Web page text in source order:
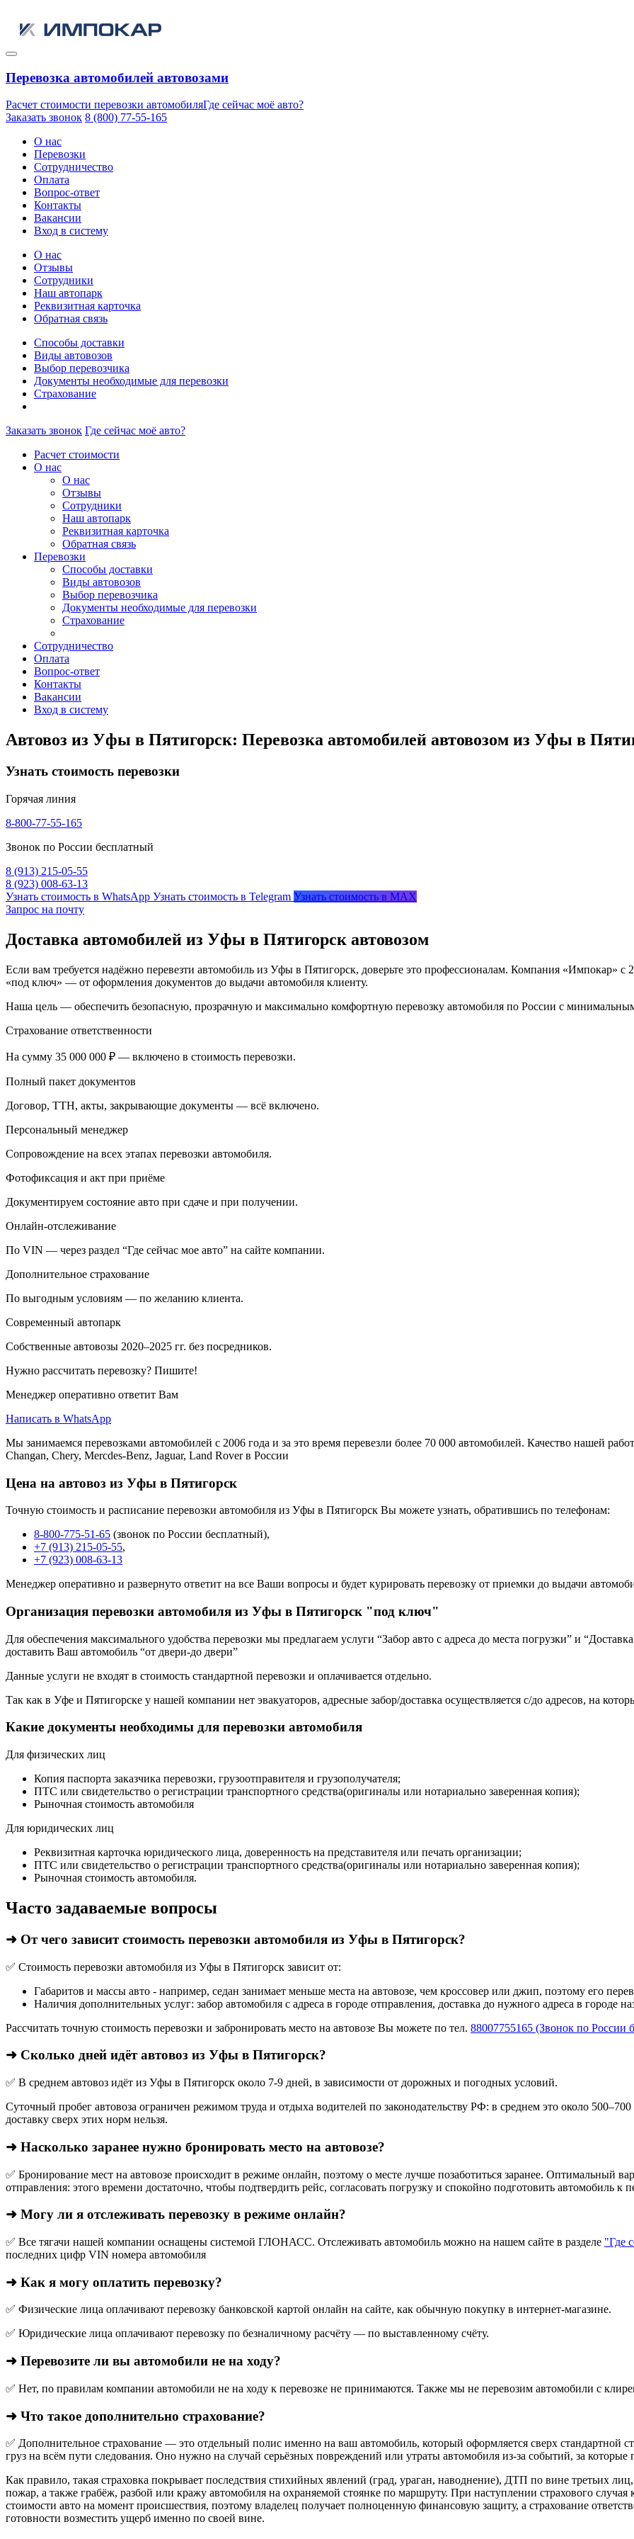
Перевозка автомобилей автовозами
Расчет стоимости перевозки автомобиляГде сейчас моё авто?
Заказать звонок 8 (800) 77-55-165
О нас
Перевозки
Сотрудничество
Оплата
Вопрос-ответ
Контакты
Вакансии
Вход в систему
О нас
Отзывы
Сотрудники
Наш автопарк
Реквизитная карточка
Обратная связь
Способы доставки
Виды автовозов
Выбор перевозчика
Документы необходимые для перевозки
Страхование
Заказать звонок Где сейчас моё авто?
Расчет стоимости
О нас
О нас
Отзывы
Сотрудники
Наш автопарк
Реквизитная карточка
Обратная связь
Перевозки
Способы доставки
Виды автовозов
Выбор перевозчика
Документы необходимые для перевозки
Страхование
Сотрудничество
Оплата
Вопрос-ответ
Контакты
Вакансии
Вход в систему
Автовоз из Уфы в Пятигорск: Перевозка автомобилей автовозом из Уфы в
Узнать стоимость перевозки
Горячая линия
8-800-77-55-165
Звонок по России бесплатный
8 (913) 215-05-55
8 (923) 008-63-13
Узнать стоимость в WhatsApp Узнать стоимость в Telegram Узнать стоимость в MAX
Запрос на почту
Доставка автомобилей из Уфы в Пятигорск автовозом
Если вам требуется надёжно перевезти автомобиль из Уфы в Пятигорск, доверьте это профессионалам. Компания «Импокар» с
«под ключ» — от оформления документов до выдачи автомобиля клиенту.
Наша цель — обеспечить безопасную, прозрачную и максимально комфортную перевозку автомобиля по России с
Страхование ответственности
На сумму 35 000 000 ₽ — включено в стоимость перевозки.
Полный пакет документов
Договор, ТТН, акты, закрывающие документы — всё включено.
Персональный менеджер
Сопровождение на всех этапах перевозки автомобиля.
Фотофиксация и акт при приёме
Документируем состояние авто при сдаче и при получении.
Онлайн-отслеживание
По VIN — через раздел “Где сейчас мое авто” на сайте компании.
Дополнительное страхование
По выгодным условиям — по желанию клиента.
Современный автопарк
Собственные автовозы 2020–2025 гг. без посредников.
Нужно рассчитать перевозку? Пишите!
Менеджер оперативно ответит Вам
Написать в WhatsApp
Мы занимаемся перевозками автомобилей с 2006 года и за это время перевезли более 70 000 автомобилей. Качество нашей
Changan, Chery, Mercdes-Benz, Jaguar, Land Rover в России
Цена на автовоз из Уфы в Пятигорск
Точную стоимость и расписание перевозки автомобиля из Уфы в Пятигорск Вы можете узнать, обратившись по телефонам:
8-800-775-51-65 (звонок по России бесплатный),
+7 (913) 215-05-55,
+7 (923) 008-63-13
Менеджер оперативно и развернуто ответит на все Ваши вопросы и будет курировать перевозку от приемки до выдачи
Организация перевозки автомобиля из Уфы в Пятигорск "под ключ"
Для обеспечения максимального удобства перевозки мы предлагаем услуги “Забор авто с адреса до места погрузки” и
доставить Ваш автомобиль “от двери-до двери”
Данные услуги не входят в стоимость стандартной перевозки и оплачивается отдельно.
Так как в Уфе и Пятигорске у нашей компании нет эвакуаторов, адресные забор/доставка осуществляется с/до адресов, на
Какие документы необходимы для перевозки автомобиля
Для физических лиц
Копия паспорта заказчика перевозки, грузоотправителя и грузополучателя;
ПТС или свидетельство о регистрации транспортного средства(оригиналы или нотариально заверенная копия);
Рыночная стоимость автомобиля
Для юридических лиц
Реквизитная карточка юридического лица, доверенность на представителя или печать организации;
ПТС или свидетельство о регистрации транспортного средства(оригиналы или нотариально заверенная копия);
Рыночная стоимость автомобиля.
Часто задаваемые вопросы
➜ От чего зависит стоимость перевозки автомобиля из Уфы в Пятигорск?
✅ Стоимость перевозки автомобиля из Уфы в Пятигорск зависит от:
Габаритов и массы авто - например, седан занимает меньше места на автовозе, чем кроссовер или джип, поэтому его
Наличия дополнительных услуг: забор автомобиля с адреса в городе отправления, доставка до нужного адреса в городе
Рассчитать точную стоимость перевозки и забронировать место на автовозе Вы можете по тел. 88007755165 (Звонок по России
➜ Сколько дней идёт автовоз из Уфы в Пятигорск?
✅ В среднем автовоз идёт из Уфы в Пятигорск около 7-9 дней, в зависимости от дорожных и погодных условий.
Суточный пробег автовоза ограничен режимом труда и отдыха водителей по законодательству РФ: в среднем это около
доставку сверх этих норм нельзя.
➜ Насколько заранее нужно бронировать место на автовозе?
✅ Бронирование мест на автовозе происходит в режиме онлайн, поэтому о месте лучше позаботиться заранее. Оптимальный
отправления: этого времени достаточно, чтобы подтвердить рейс, согласовать погрузку и спокойно подготовить автомобиль к
➜ Могу ли я отслеживать перевозку в режиме онлайн?
✅ Все тягачи нашей компании оснащены системой ГЛОНАСС. Отслеживать автомобиль можно на нашем сайте в разделе "Где
последних цифр VIN номера автомобиля
➜ Как я могу оплатить перевозку?
✅ Физические лица оплачивают перевозку банковской картой онлайн на сайте, как обычную покупку в интернет‑магазине.
✅ Юридические лица оплачивают перевозку по безналичному расчёту — по выставленному счёту.
➜ Перевозите ли вы автомобили не на ходу?
✅ Нет, по правилам компании автомобили не на ходу к перевозке не принимаются. Также мы не перевозим автомобили с
➜ Что такое дополнительно страхование?
✅ Дополнительное страхование — это отдельный полис именно на ваш автомобиль, который оформляется сверх стандартной
груз на всём пути следования. Оно нужно на случай серьёзных повреждений или утраты автомобиля из‑за событий, за которые
Как правило, такая страховка покрывает последствия стихийных явлений (град, ураган, наводнение), ДТП по вине третьих
пожар, а также грабёж, разбой или кражу автомобиля на охраняемой стоянке по маршруту. При наступлении страхового
стоимости авто на момент происшествия, поэтому владелец получает полноценную финансовую защиту, а страхование
готовности возместить ущерб именно по своей вине.